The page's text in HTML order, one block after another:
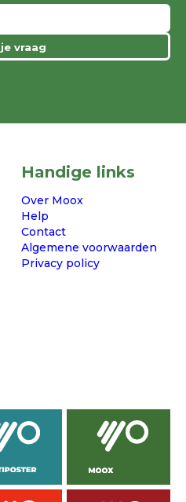
vraag
Handige links
Over Moox
Help
Contact
Algemene voorwaarden
Privacy policy